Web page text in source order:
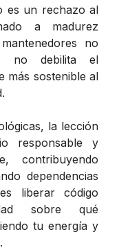
es un rechazo al
a madurez
no
no debilita el
más sostenible al
la lección
responsable y
contribuyendo
dependencias
liberar código
sobre qué
tu energía y